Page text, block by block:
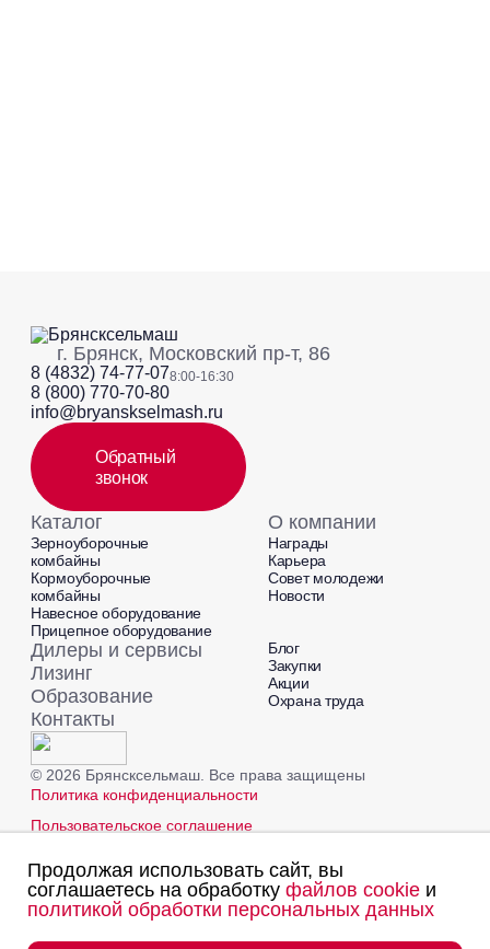
Продолжая использовать сайт, вы
соглашаетесь на обработку файлов cookie и
политикой обработки персональных данных
г. Брянск, Московский пр-т, 86
8 (4832) 74-77-078:00-16:30
8 (800) 770-70-80
info@bryanskselmash.ru
Обратный
звонок
Каталог
Зерноуборочные
комбайны
Кормоуборочные
комбайны
Навесное оборудование
Прицепное оборудование
О компании
Награды
Карьера
Совет молодежи
Новости
Блог
Закупки
Акции
Охрана труда
Дилеры и сервисы
Лизинг
Образование
Контакты
© 2026 Брянсксельмаш. Все права защищены
Политика конфиденциальности
Пользовательское соглашение
Согласие на обработку персональных данных
Создано в компании
«Акива» - помогаем
продвигать и продавать